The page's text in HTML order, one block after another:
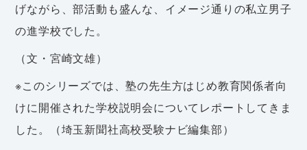
げながら、部活動も盛んな、イメージ通りの私立男子
の進学校でした。
（文・宮崎文雄）
※このシリーズでは、塾の先生方はじめ教育関係者向
けに開催された学校説明会についてレポートしてきま
した。（埼玉新聞社高校受験ナビ編集部）